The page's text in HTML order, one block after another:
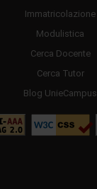
Immatricolazione
Modulistica
Cerca Docente
Cerca Tutor
Blog UnieCampus